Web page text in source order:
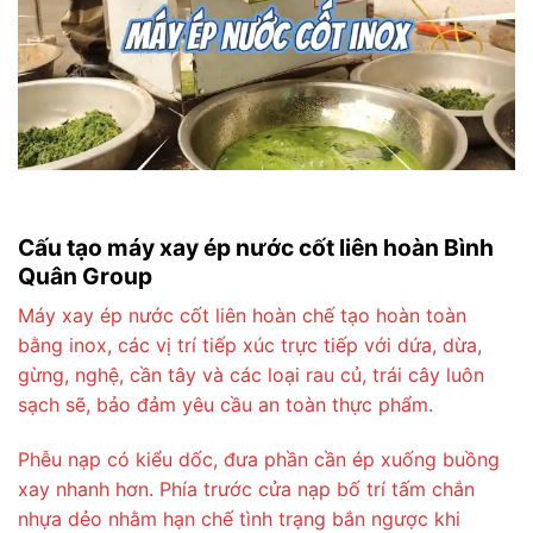
Cấu tạo máy xay ép nước cốt liên hoàn Bình
Quân Group
Máy xay ép nước cốt liên hoàn chế tạo hoàn toàn
bằng inox, các vị trí tiếp xúc trực tiếp với dứa, dừa,
gừng, nghệ, cần tây và các loại rau củ, trái cây luôn
sạch sẽ, bảo đảm yêu cầu an toàn thực phẩm.
Phễu nạp có kiểu dốc, đưa phần cần ép xuống buồng
xay nhanh hơn. Phía trước cửa nạp bố trí tấm chắn
nhựa dẻo nhằm hạn chế tình trạng bắn ngược khi